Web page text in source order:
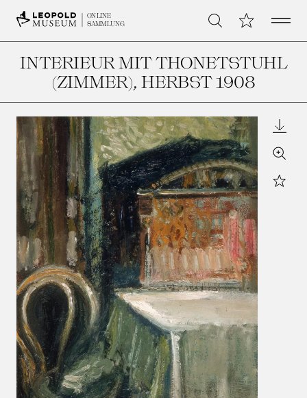
ONLINE
SAMMLUNG
Suche Meine Open
INTERIEUR MIT THONETSTUHL
(ZIMMER), HERBST 1908
Zoom
Star